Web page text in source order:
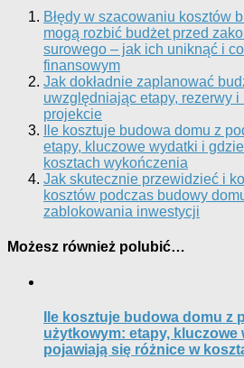
Błędy w szacowaniu kosztów
mogą rozbić budżet przed
surowego – jak ich uniknąć i
finansowym
Jak dokładnie zaplanować
uwzględniając etapy, rezerwy
projekcie
Ile kosztuje budowa domu z
etapy, kluczowe wydatki i
kosztach wykończenia
Jak skutecznie przewidzieć i
kosztów podczas budowy
zablokowania inwestycji
Możesz również polubić…
Ile kosztuje budowa domu z
użytkowym: etapy, kluczowe
pojawiają się różnice w